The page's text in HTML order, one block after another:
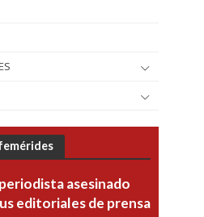
asesinado
editoriales de prensa